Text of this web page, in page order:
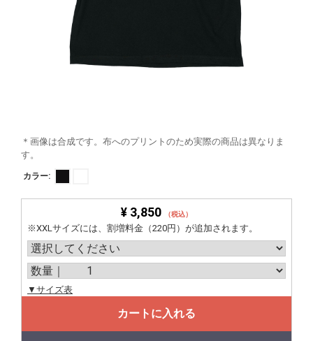
＊画像は合成です。布へのプリントのため実際の商品は異なりま
す。
カラー:
¥ 3,850 （税込）
※XXLサイズには、割増料金（220円）が追加されます。
▼サイズ表
カートに入れる